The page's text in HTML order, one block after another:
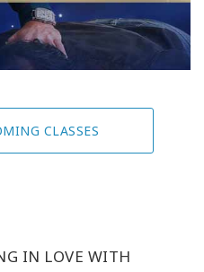
CLASSES
IN LOVE WITH